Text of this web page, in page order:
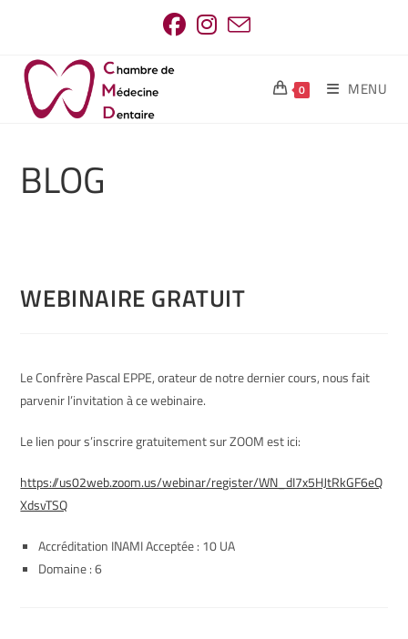
0 MENU
BLOG
WEBINAIRE GRATUIT
Le Confrère Pascal EPPE, orateur de notre dernier cours, nous fait
parvenir l’invitation à ce webinaire.
Le lien pour s’inscrire gratuitement sur ZOOM est ici:
https://us02web.zoom.us/webinar/register/WN_dI7x5HJtRkGF6eQ
XdsvTSQ
Accréditation INAMI Acceptée : 10 UA
Domaine : 6